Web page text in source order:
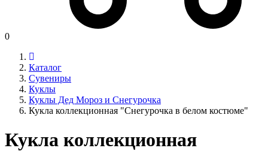
0
Каталог
Сувениры
Куклы
Куклы Дед Мороз и Снегурочка
Кукла коллекционная "Cнегурочка в белом костюме"
Кукла коллекционная